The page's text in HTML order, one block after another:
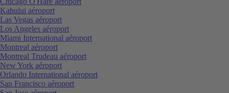
Kahului aéroport
Las Vegas aéroport
Los Angeles aéroport
Miami International aéroport
Montreal aéroport
Montreal Trudeau aéroport
New York aéroport
Orlando International aéroport
San Francisco aéroport